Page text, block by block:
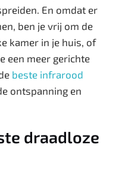
En omdat er
ben je vrij om de
kamer in je huis, of
een meer gerichte
beste infrarood
ontspanning en
draadloze